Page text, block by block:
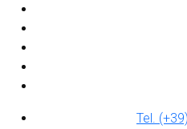
Tel.